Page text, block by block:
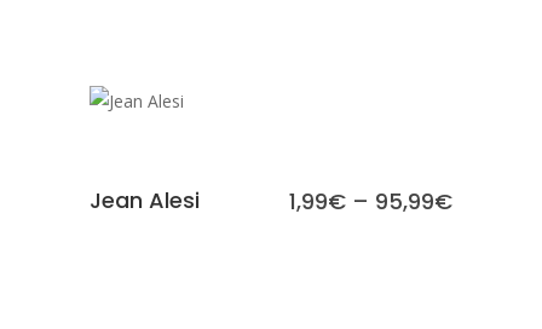
Jean Alesi 1,99€ – 95,99€